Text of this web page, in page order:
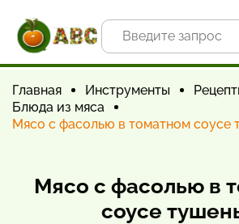
Главная Инструменты
Блюда из мяса
Мясо с фасолью в томатном соусе
Мясо с фасолью в
соусе